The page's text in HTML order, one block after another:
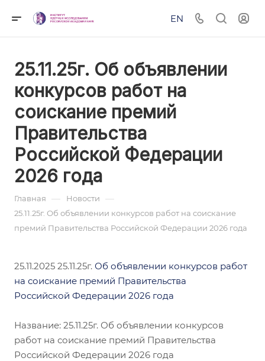
EN
25.11.25г. Об объявлении
конкурсов работ на
соискание премий
Правительства
Российской Федерации
2026 года
Главная — Новости —
25.11.25г. Об объявлении конкурсов работ на соискание
премий Правительства Российской Федерации 2026 года
25.11.2025 25.11.25г. Об объявлении конкурсов работ
на соискание премий Правительства
Российской Федерации 2026 года
Название: 25.11.25г. Об объявлении конкурсов
работ на соискание премий Правительства
Российской Федерации 2026 года